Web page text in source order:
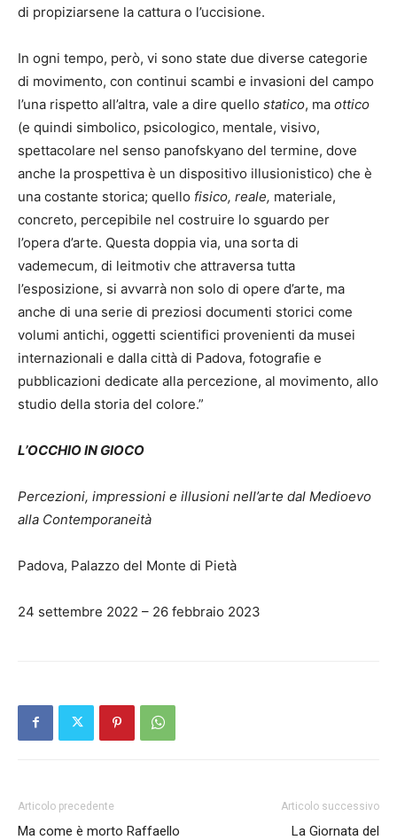
di propiziarsene la cattura o l’uccisione.
In ogni tempo, però, vi sono state due diverse categorie
di movimento, con continui scambi e invasioni del campo
l’una rispetto all’altra, vale a dire quello statico, ma ottico
(e quindi simbolico, psicologico, mentale, visivo,
spettacolare nel senso panofskyano del termine, dove
anche la prospettiva è un dispositivo illusionistico) che è
una costante storica; quello fisico, reale, materiale,
concreto, percepibile nel costruire lo sguardo per
l’opera d’arte. Questa doppia via, una sorta di
vademecum, di leitmotiv che attraversa tutta
l’esposizione, si avvarrà non solo di opere d’arte, ma
anche di una serie di preziosi documenti storici come
volumi antichi, oggetti scientifici provenienti da musei
internazionali e dalla città di Padova, fotografie e
pubblicazioni dedicate alla percezione, al movimento, allo
studio della storia del colore.”
L’OCCHIO IN GIOCO
Percezioni, impressioni e illusioni nell’arte dal Medioevo
alla Contemporaneità
Padova, Palazzo del Monte di Pietà
24 settembre 2022 – 26 febbraio 2023
Articolo precedente
Ma come è morto Raffaello
Articolo successivo
La Giornata del